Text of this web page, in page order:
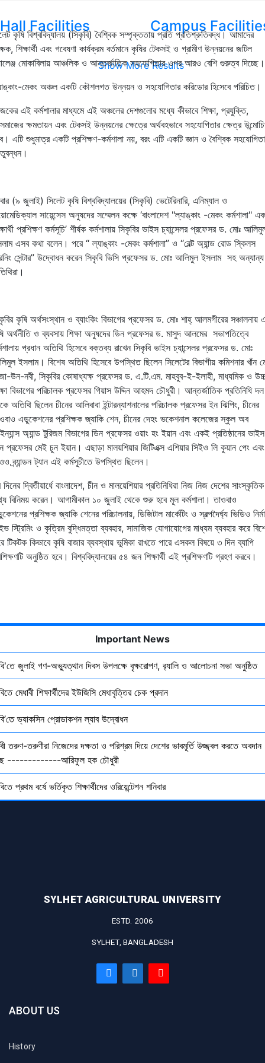
Hall Facilities Campus
Show More Results
কৃষি বিশ্ববিদ্যালয় (সিকৃবি) বৈশ্বিক সম্পৃক্ততায় প্রতি প্রতিশ্রুতিবদ্ধ। আমাদের
শিক্ষার্থী এবং গবেষণা কার্যক্রম বর্তমানে কৃষির টেকসই ও গ্রামীণ উন্নয়নের জটিল
মোকাবিলায় আঞ্চলিক ও আন্তর্জাতিক সহযোগিতার ওপর আরও বেশি গুরুত্ব দিচ্ছে।
মেকং অঞ্চল একটি কৌশলগত উন্নয়ন ও সহযোগিতার করিডোর হিসেবে পরিচিত।
এই কর্মশালার মাধ্যমে এই অঞ্চলের দেশগুলোর মধ্যে কীভাবে শিক্ষা, প্রযুক্তি,
ক্ষমতায়ন এবং টেকসই উন্নয়নের ক্ষেত্রে অর্থবহভাবে সহযোগিতার ক্ষেত্র
এটি শুধুমাত্র একটি প্রশিক্ষণ-কর্মশালা নয়, বরং এটি একটি জ্ঞান ও বৈশ্বিক
(৯ জুলাই) সিলেট কৃষি বিশ্ববিদ্যালয়ের (সিকৃবি) ভেটেরিনারি, এনিম্যাল ও
সায়েন্সেস অনুষদের সম্মেলন কক্ষে ‘বাংলাদেশ "ল্যাঙ্কাং -মেকং কর্মশালা"
প্রশিক্ষণ কর্মসূচি’ শীর্ষক কর্মশালায় সিকৃবির ভাইস চ্যান্সেলর প্রফেসর ড. মোঃ
এসব কথা বলেন। পরে “ ল্যাঙ্কাং -মেকং কর্মশালা” ও “বেল্ট অ্যান্ড রোড স্কিলস
সেন্টার” উদ্বোধন করেন সিকৃবি ভিসি প্রফেসর ড. মোঃ আলিমুল ইসলাম সহ অন্যান্য
কৃষি অর্থসংস্থান ও ব্যাংকিং বিভাগের প্রফেসর ড. মোঃ শাহ্ আলমগীরের সঞ্চালনায়
অর্থনীতি ও ব্যবসায় শিক্ষা অনুষদের ডিন প্রফেসর ড. মাসুদ আলমের সভাপতিত্বে
প্রধান অতিথি হিসেবে বক্তব্য রাখেন সিকৃবি ভাইস চ্যান্সেলর প্রফেসর ড. মোঃ
ইসলাম। বিশেষ অতিথি হিসেবে উপস্থিত ছিলেন সিলেটের বিভাগীয় কমিশনার খাঁন
উন-নবী, সিকৃবির কোষাধ্যক্ষ প্রফেসর ড. এ.টি.এম. মাহবুব-ই-ইলাহী, মাধ্যমিক ও
বিভাগের পরিচালক প্রফেসর গিয়াস উদ্দিন আহমদ চৌধুরী। আন্তর্জাতিক প্রতিনিধি দল
অতিথি ছিলেন চীনের আলিবাবা ইন্টারন্যাশনালের পরিচালক প্রফেসর ইন ঝিপিং, চীনের
এডুকেশনের প্রশিক্ষক জ্যাকি শেন, চীনের দেহং ভকেশনাল কলেজের স্কুল অব
অ্যান্ড টুরিজম বিভাগের ডিন প্রফেসর ওয়াং হং ইয়ান এবং একই প্রতিষ্ঠানের
প্রফেসর মেই চুন ইয়ান। এছাড়া মালয়শিয়ার জিটিএক্স এশিয়ার সিইও লি কুয়ান পেং এবং
ব্র্যান্ডন ট্যান এই কর্মসূচীতে উপস্থিত ছিলেন।
দ্বিতীয়ার্ধে বাংলাদেশ, চীন ও মালয়েশিয়ার প্রতিনিধিরা নিজ নিজ দেশের সাংস্কৃতিক
বিনিময় করেন। আগামীকাল ১০ জুলাই থেকে শুরু হবে মূল কর্মশালা। তাওবাও
প্রশিক্ষক জ্যাকি শেনের পরিচালনায়, ডিজিটাল মার্কেটিং ও স্বল্পদৈর্ঘ্য ভিডিও
স্ট্রিমিং ও কৃত্রিম বুদ্ধিমত্তা ব্যবহার, সামাজিক যোগাযোগের মাধ্যম ব্যবহার করে
টিকটক কিভাবে কৃষি বাজার ব্যবস্থায় ভূমিকা রাখতে পারে এসকল বিষয়ে ৩ দিন ব্যাপি
অনুষ্ঠিত হবে। বিশ্ববিদ্যালয়ের ৫৪ জন শিক্ষার্থী এই প্রশিক্ষণটি গ্রহণ করবে।
Important News
জুলাই গণ-অভ্যুত্থান দিবস উপলক্ষে বৃক্ষরোপণ, র‍্যালি ও আলোচনা সভা অনুষ্ঠিত
মেধাবী শিক্ষার্থীদের ইউজিসি মেধাবৃত্তির চেক প্রদান
ভ্যাকসিন প্রোডাকশন ল্যাব উদ্বোধন
তরুণ-তরুণীরা নিজেদের দক্ষতা ও পরিশ্রম দিয়ে দেশের ভাবমূর্তি উজ্জ্বল করতে অবদান
-------------আরিফুল হক চৌধুরী
প্রথম বর্ষে ভর্তিকৃত শিক্ষার্থীদের ওরিয়েন্টেশন শনিবার
SYLHET AGRICULTURAL UNIVERSITY
ESTD. 2006
SYLHET, BANGLADESH
ABOUT US
History